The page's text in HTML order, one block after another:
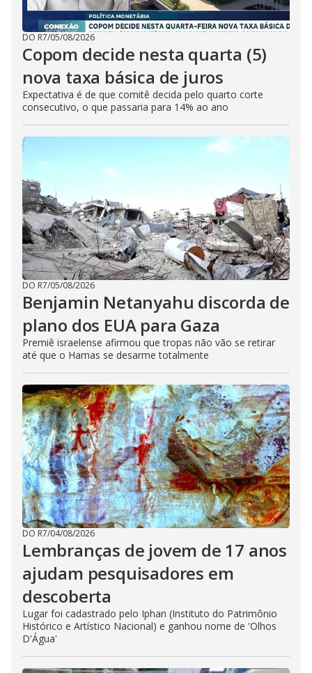
DO R7/05/08/2026
Copom decide nesta quarta (5)
nova taxa básica de juros
Expectativa é de que comitê decida pelo quarto corte
consecutivo, o que passaria para 14% ao ano
DO R7/05/08/2026
Benjamin Netanyahu discorda de
plano dos EUA para Gaza
Premiê israelense afirmou que tropas não vão se retirar
até que o Hamas se desarme totalmente
DO R7/04/08/2026
Lembranças de jovem de 17 anos
ajudam pesquisadores em
descoberta
Lugar foi cadastrado pelo Iphan (Instituto do Patrimônio
Histórico e Artístico Nacional) e ganhou nome de 'Olhos
D'Água'